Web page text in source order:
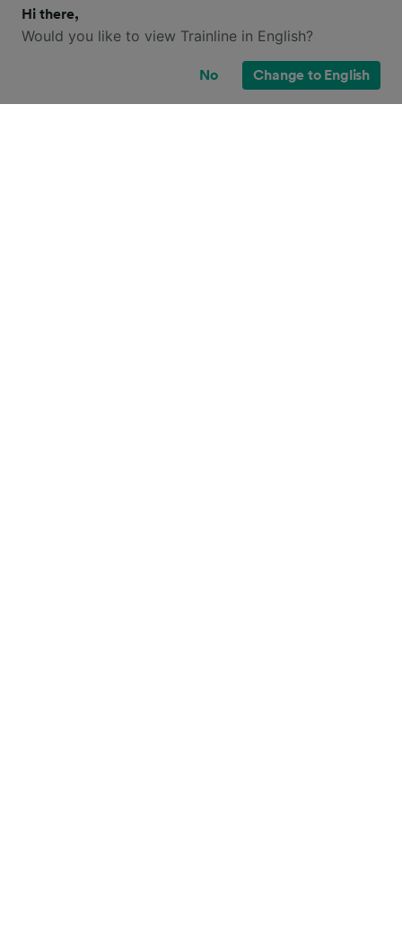
Hi there,
Would you like to view Trainline in English?
No Change to English